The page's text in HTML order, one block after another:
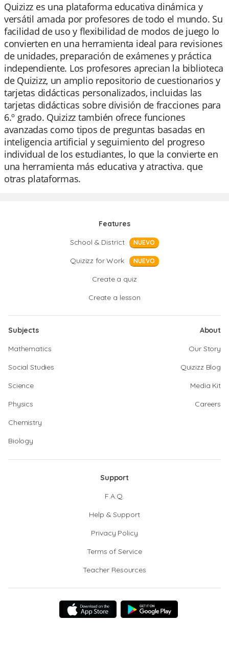
Quizizz es una plataforma educativa dinámica y
versátil amada por profesores de todo el mundo. Su
facilidad de uso y flexibilidad de modos de juego lo
convierten en una herramienta ideal para revisiones
de unidades, preparación de exámenes y práctica
independiente. Los profesores aprecian la biblioteca
de Quizizz, un amplio repositorio de cuestionarios y
tarjetas didácticas personalizados, incluidas las
tarjetas didácticas sobre división de fracciones para
6.º grado. Quizizz también ofrece funciones
avanzadas como tipos de preguntas basadas en
inteligencia artificial y seguimiento del progreso
individual de los estudiantes, lo que la convierte en
una herramienta más educativa y atractiva. que
otras plataformas.
Features
School & District
NUEVO
Quizizz for Work NUEVO
Create a quiz
Create a lesson
Subjects
Mathematics
Social Studies
Science
Physics
Chemistry
Biology
About
Our Story
Quizizz Blog
Media Kit
Careers
Support
F.A.Q.
Help & Support
Privacy Policy
Terms of Service
Teacher Resources